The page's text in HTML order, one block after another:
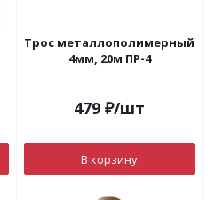
Трос металлополимерный
4мм, 20м ПР-4
479 ₽/шт
В корзину